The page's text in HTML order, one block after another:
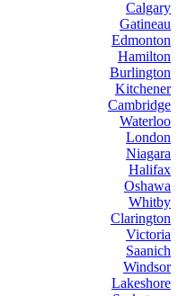
Calgary
Gatineau
Edmonton
Hamilton
Burlington
Kitchener
Cambridge
Waterloo
London
Niagara
Halifax
Oshawa
Whitby
Clarington
Victoria
Saanich
Windsor
Lakeshore